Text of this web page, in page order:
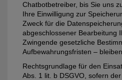
Chatbotbetreiber, bis Sie uns
Ihre Einwilligung zur
Zweck für die
abgeschlossener Bearbeitung
Zwingende gesetzliche
Aufbewahrungsfristen –
Rechtsgrundlage für den
Abs. 1 lit. b DSGVO, sofern